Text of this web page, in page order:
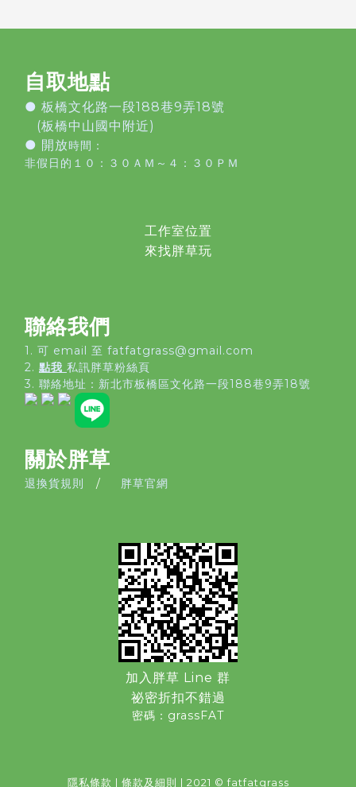
自取地點
● 板橋文化路一段188巷9弄18號
(板橋中山國中附近)
● 開放時間：
非假日的１０：３０ＡＭ～４：３０ＰＭ
工作室位置
來找胖草玩
聯絡我們
1. 可 email 至 fatfatgrass@gmail.com
2. 點我 私訊胖草粉絲頁
3. 聯絡地址： 新北市板橋區文化路一段188巷9弄18號
關於胖草
退換貨規則 / 胖草官網
加入胖草 Line 群
祕密折扣不錯過
密碼：grassFAT
隱私條款 | 條款及細則 | 2021 © fatfatgrass